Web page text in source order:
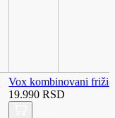
Vox kombinovani
19.990 RSD